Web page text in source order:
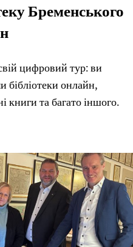
Бременського
цифровий тур: ви
бібліотеки онлайн,
книги та багато іншого.